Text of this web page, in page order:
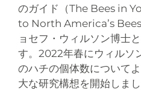
のガイド（The Bees in
to North America’s
ョセフ・ウィルソン博士
す。2022年春にウィルソ
のハチの個体数について
大な研究構想を開始しま